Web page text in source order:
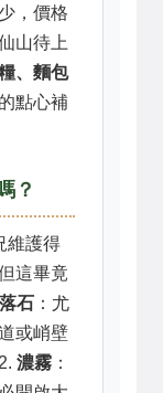
，價格
山待上
、麵包
點心補
？
維護得
這畢竟
落石 ：尤
或峭壁
濃霧 ：